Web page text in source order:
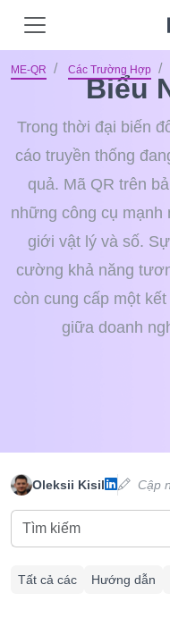
ME-QR Các Trường Hợp
Biểu
Trong thời đại biến
cáo truyền thống
quả. Mã QR trên
những công cụ mạnh
giới vật lý và số.
cường khả năng
còn cung cấp một
giữa doanh
Oleksii Kisil Cập
Tất cả các Hướng dẫn